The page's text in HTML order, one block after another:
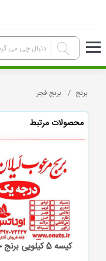
برنج برنج فجر
محصولات مرتبط
کیسه 5 کیلویی برنج خزر